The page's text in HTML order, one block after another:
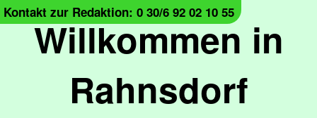
Willkommen in
Rahnsdorf
Kontakt zur Redaktion: 0 30/6 92 02 10 55